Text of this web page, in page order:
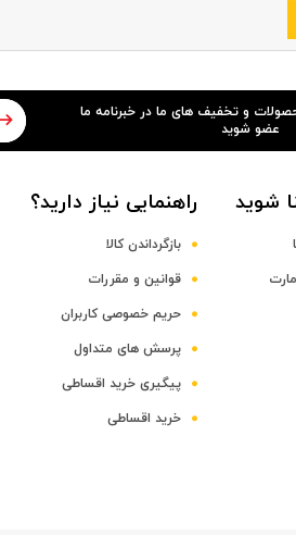
و تخفیف های ما در خبرنامه ما
عضو شوید
شوید راهنمایی نیاز دارید؟
بازگرداندن کالا
قوانین و مقررات
حریم خصوصی کاربران
پرسش های متداول
پیگیری خرید اقساطی
خرید اقساطی